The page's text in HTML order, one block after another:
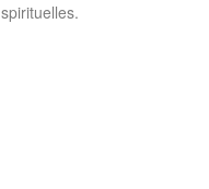
spirituelles.